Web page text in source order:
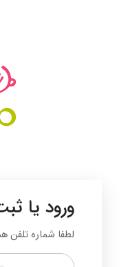
ورود یا
لطفا شماره تلفن